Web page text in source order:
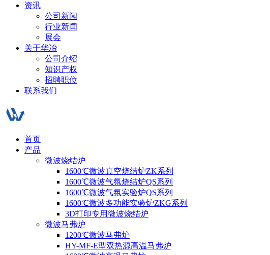
资讯
公司新闻
行业新闻
展会
关于华冶
公司介绍
知识产权
招聘职位
联系我们
首页
产品
微波烧结炉
1600℃微波真空烧结炉ZK系列
1600℃微波气氛烧结炉QS系列
1600℃微波气氛实验炉QS系列
1600℃微波多功能实验炉ZKG系列
3D打印专用微波烧结炉
微波马弗炉
1200℃微波马弗炉
HY-MF-E型双热源高温马弗炉